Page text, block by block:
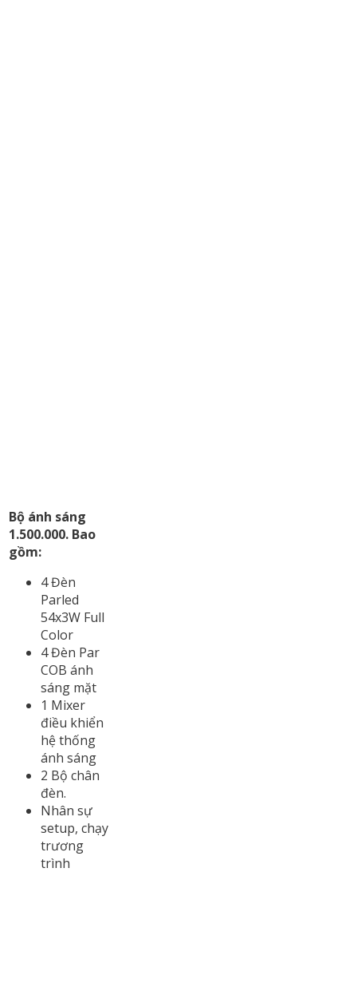
Bộ ánh sáng
1.500.000. Bao
gồm:
4 Đèn
Parled
54x3W Full
Color
4 Đèn Par
COB ánh
sáng mặt
1 Mixer
điều khiển
hệ thống
ánh sáng
2 Bộ chân
đèn.
Nhân sự
setup, chạy
trương
trình